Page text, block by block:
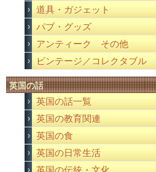
道具・ガジェット
パブ・グッズ
アンティーク その他
ビンテージ／コレクタブル
英国の話
英国の話一覧
英国の教育関連
英国の食
英国の日常生活